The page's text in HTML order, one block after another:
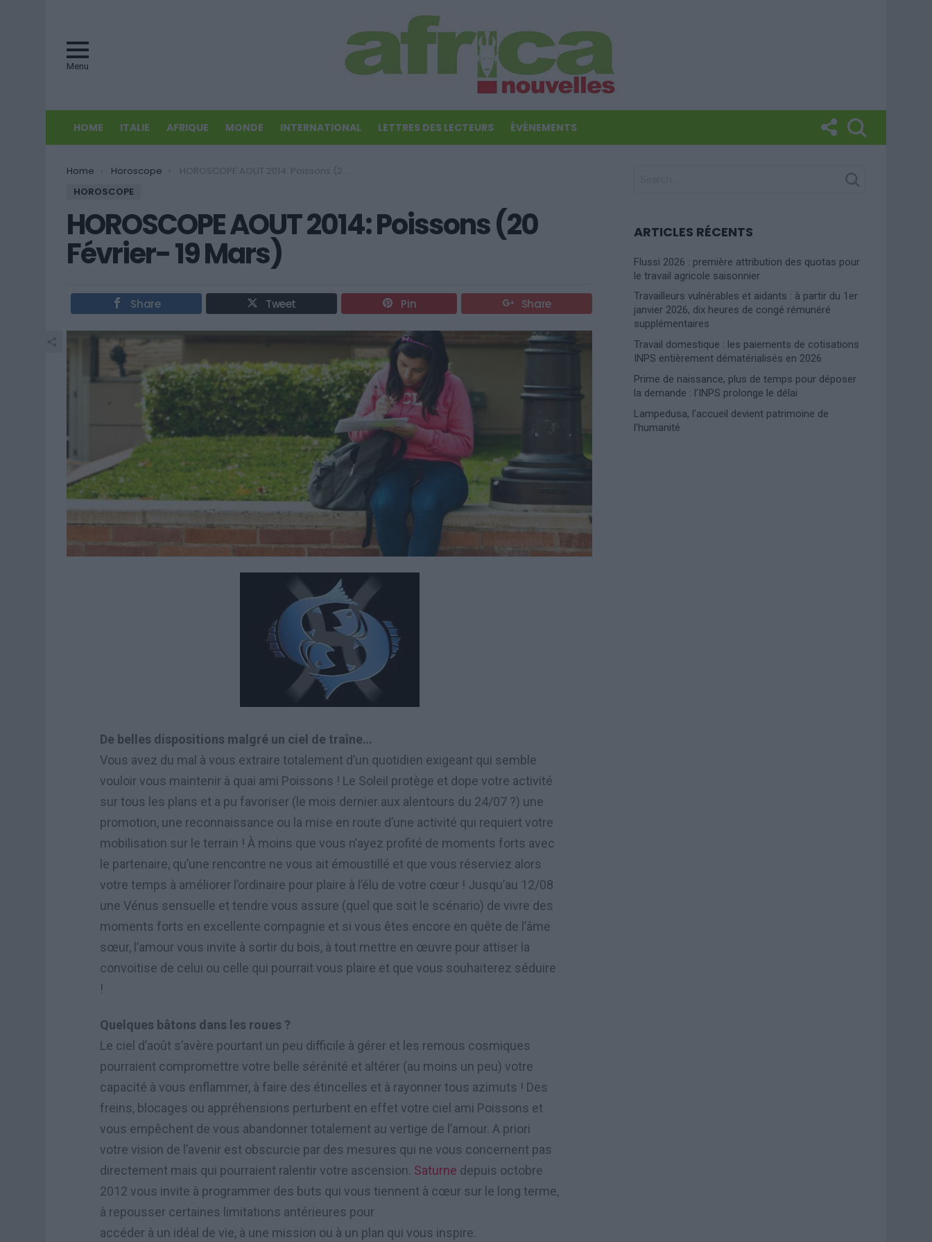
Menu
HOME ITALIE AFRIQUE MONDE INTERNATIONAL LETTRES DES LECTEURS ÉVÉNEMENTS
You are here:
Home Horoscope
HOROSCOPE AOUT 2014: Poissons (20 Février- 19 Mars)
HOROSCOPE
HOROSCOPE AOUT 2014: Poissons (20
Février- 19 Mars)
Share Tweet Pin Share
De belles dispositions malgré un ciel de traîne…
Vous avez du mal à vous extraire totalement d’un quotidien exigeant qui semble
vouloir vous maintenir à quai ami Poissons ! Le Soleil protège et dope votre activité
sur tous les plans et a pu favoriser (le mois dernier aux alentours du 24/07 ?) une
promotion, une reconnaissance ou la mise en route d’une activité qui requiert votre
mobilisation sur le terrain ! À moins que vous n’ayez profité de moments forts avec
le partenaire, qu’une rencontre ne vous ait émoustillé et que vous réserviez alors
votre temps à améliorer l’ordinaire pour plaire à l’élu de votre cœur ! Jusqu’au 12/08
une Vénus sensuelle et tendre vous assure (quel que soit le scénario) de vivre des
moments forts en excellente compagnie et si vous êtes encore en quête de l’âme
sœur, l’amour vous invite à sortir du bois, à tout mettre en œuvre pour attiser la
convoitise de celui ou celle qui pourrait vous plaire et que vous souhaiterez séduire
!
Quelques bâtons dans les roues ?
Le ciel d’août s’avère pourtant un peu difficile à gérer et les remous cosmiques
pourraient compromettre votre belle sérénité et altérer (au moins un peu) votre
capacité à vous enflammer, à faire des étincelles et à rayonner tous azimuts ! Des
freins, blocages ou appréhensions perturbent en effet votre ciel ami Poissons et
vous empêchent de vous abandonner totalement au vertige de l’amour. A priori
votre vision de l’avenir est obscurcie par des mesures qui ne vous concernent pas
directement mais qui pourraient ralentir votre ascension. Saturne depuis octobre
2012 vous invite à programmer des buts qui vous tiennent à cœur sur le long terme,
à repousser certaines limitations antérieures pour
accéder à un idéal de vie, à une mission ou à un plan qui vous inspire.
ARTICLES RÉCENTS
Flussi 2026 : première attribution des quotas pour
le travail agricole saisonnier
Travailleurs vulnérables et aidants : à partir du 1er
janvier 2026, dix heures de congé rémunéré
supplémentaires
Travail domestique : les paiements de cotisations
INPS entièrement dématérialisés en 2026
Prime de naissance, plus de temps pour déposer
la demande : l’INPS prolonge le délai
Lampedusa, l’accueil devient patrimoine de
l’humanité